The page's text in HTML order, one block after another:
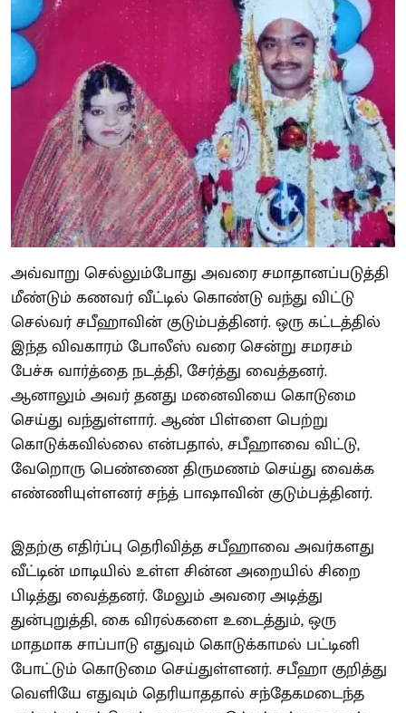
அவ்வாறு செல்லும்போது அவரை சமாதானப்படுத்தி
மீண்டும் கணவர் வீட்டில் கொண்டு வந்து விட்டு
செல்வர் சபீஹாவின் குடும்பத்தினர். ஒரு கட்டத்தில்
இந்த விவகாரம் போலீஸ் வரை சென்று சமரசம்
பேச்சு வார்த்தை நடத்தி, சேர்த்து வைத்தனர்.
ஆனாலும் அவர் தனது மனைவியை கொடுமை
செய்து வந்துள்ளார். ஆண் பிள்ளை பெற்று
கொடுக்கவில்லை என்பதால், சபீஹாவை விட்டு,
வேறொரு பெண்ணை திருமணம் செய்து வைக்க
எண்ணியுள்ளனர் சந்த் பாஷாவின் குடும்பத்தினர்.
இதற்கு எதிர்ப்பு தெரிவித்த சபீஹாவை அவர்களது
வீட்டின் மாடியில் உள்ள சின்ன அறையில் சிறை
பிடித்து வைத்தனர். மேலும் அவரை அடித்து
துன்புறுத்தி, கை விரல்களை உடைத்தும், ஒரு
மாதமாக சாப்பாடு எதுவும் கொடுக்காமல் பட்டினி
போட்டும் கொடுமை செய்துள்ளனர். சபீஹா குறித்து
வெளியே எதுவும் தெரியாததால் சந்தேகமடைந்த